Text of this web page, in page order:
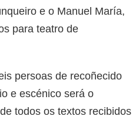
e o Manuel María,
para teatro de
persoas de recoñecido
e escénico será o
todos os textos recibidos